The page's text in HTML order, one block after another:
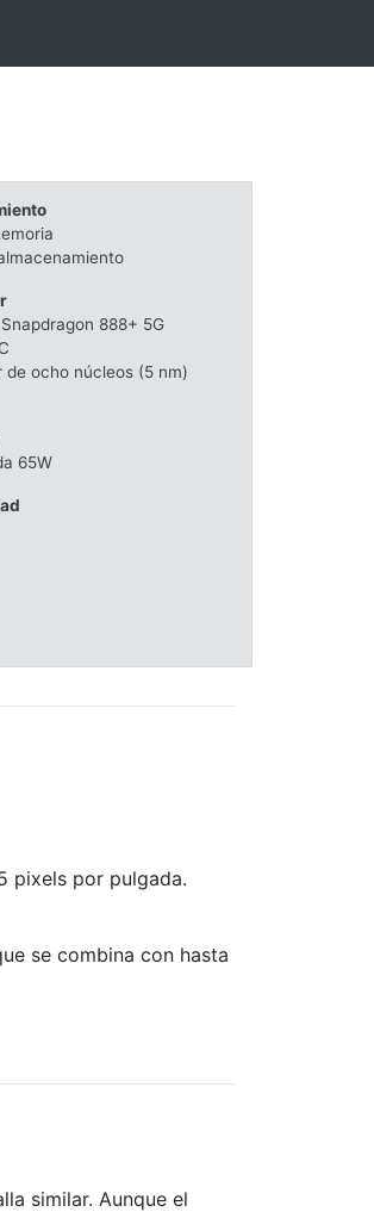
888+ 5G
de ocho núcleos (5 nm)
65W
pixels por pulgada.
se combina con hasta
similar. Aunque el